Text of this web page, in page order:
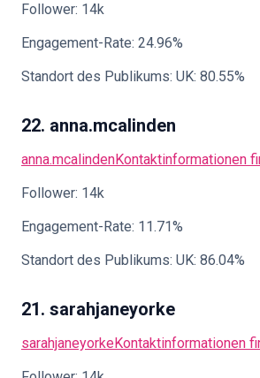
Follower: 14k
Engagement-Rate: 24.96%
Standort des Publikums: UK: 80.55%
22. anna.mcalinden
anna.mcalindenKontaktinformationen
Follower: 14k
Engagement-Rate: 11.71%
Standort des Publikums: UK: 86.04%
21. sarahjaneyorke
sarahjaneyorkeKontaktinformationen